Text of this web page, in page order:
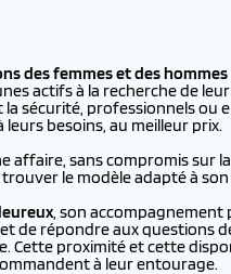
des femmes et des
actifs à la recherche de
sécurité, professionnels ou
besoins, au meilleur prix.
sans compromis sur
le modèle adapté à
, son
de répondre aux questions
Cette proximité et cette
à leur entourage.